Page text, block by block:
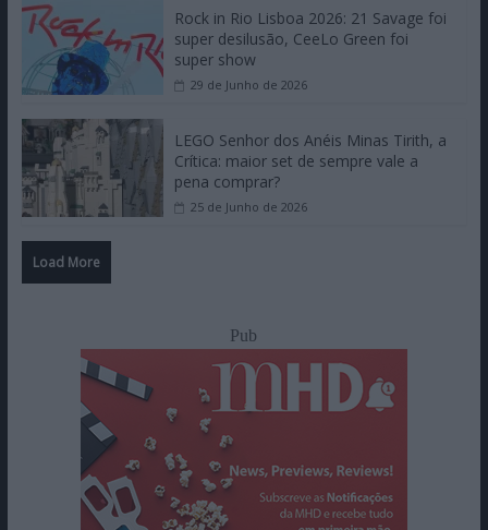
Rock in Rio Lisboa 2026: 21 Savage foi
super desilusão, CeeLo Green foi
super show
29 de Junho de 2026
LEGO Senhor dos Anéis Minas Tirith, a
Crítica: maior set de sempre vale a
pena comprar?
25 de Junho de 2026
Load More
Pub